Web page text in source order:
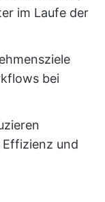
im Laufe der
bei
und